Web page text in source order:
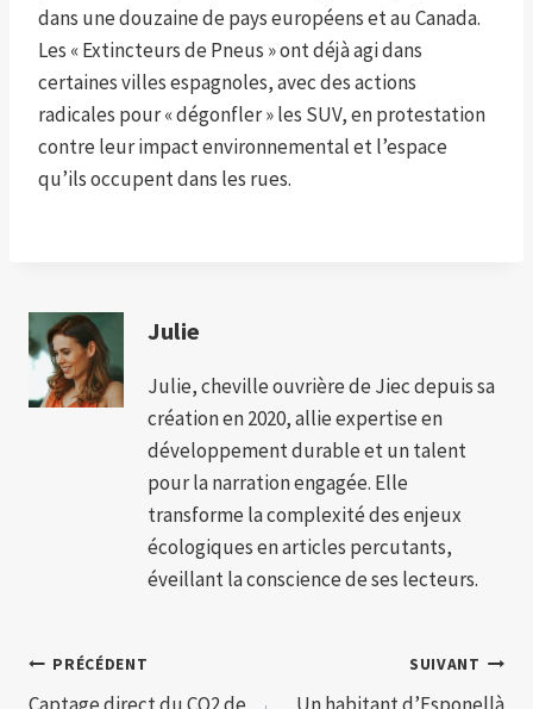
dans une douzaine de pays européens et au Canada.
Les « Extincteurs de Pneus » ont déjà agi dans
certaines villes espagnoles, avec des actions
radicales pour « dégonfler » les SUV, en protestation
contre leur impact environnemental et l’espace
qu’ils occupent dans les rues.
Julie
Julie, cheville ouvrière de Jiec depuis sa
création en 2020, allie expertise en
développement durable et un talent
pour la narration engagée. Elle
transforme la complexité des enjeux
écologiques en articles percutants,
éveillant la conscience de ses lecteurs.
Navigation
PRÉCÉDENT SUIVANT